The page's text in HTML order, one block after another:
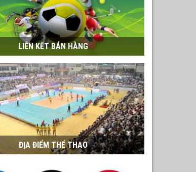
LIÊN KẾT BÁN HÀNG
ĐỊA ĐIỂM THỂ THAO